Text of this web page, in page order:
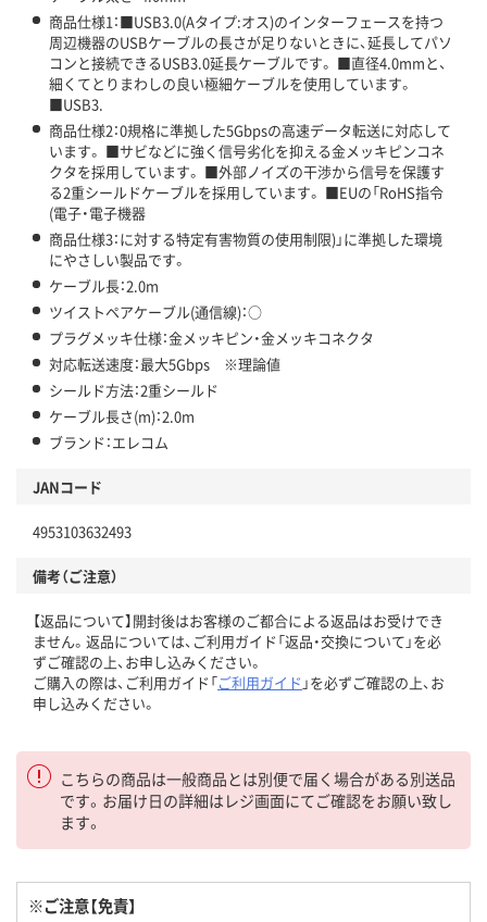
商品仕様1：■USB3.0(Aタイプ:オス)のインターフェースを持つ
周辺機器のUSBケーブルの長さが足りないときに、延長してパソ
コンと接続できるUSB3.0延長ケーブルです。 ■直径4.0mmと、
細くてとりまわしの良い極細ケーブルを使用しています。
■USB3.
商品仕様2：0規格に準拠した5Gbpsの高速データ転送に対応して
います。 ■サビなどに強く信号劣化を抑える金メッキピンコネ
クタを採用しています。 ■外部ノイズの干渉から信号を保護す
る2重シールドケーブルを採用しています。 ■EUの「RoHS指令
(電子・電子機器
商品仕様3：に対する特定有害物質の使用制限)」に準拠した環境
にやさしい製品です。
ケーブル長：2.0m
ツイストペアケーブル(通信線)：○
プラグメッキ仕様：金メッキピン・金メッキコネクタ
対応転送速度：最大5Gbps ※理論値
シールド方法：2重シールド
ケーブル長さ(m)：2.0m
ブランド：エレコム
JANコード
4953103632493
備考（ご注意）
【返品について】開封後はお客様のご都合による返品はお受けでき
ません。返品については、ご利用ガイド「返品・交換について」を必
ずご確認の上、お申し込みください。
ご購入の際は、ご利用ガイド「ご利用ガイド 」を必ずご確認の上、お
申し込みください。
こちらの商品は一般商品とは別便で届く場合がある別送品
です。お届け日の詳細はレジ画面にてご確認をお願い致し
ます。
※ご注意【免責】